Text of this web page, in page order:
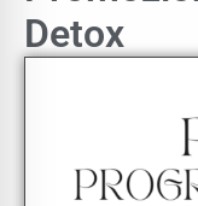
Detox